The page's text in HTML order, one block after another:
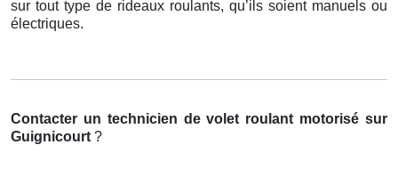
sur tout type de rideaux roulants, qu’ils soient manuels ou
électriques.
Contacter un technicien de volet roulant motorisé sur
Guignicourt ?